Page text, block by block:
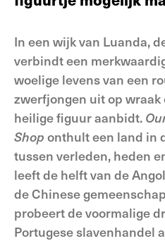
In een wijk van Luanda,
verbindt een
woelige levens van een
zwerfjongen uit op wraak
heilige figuur aanbidt.
Shop onthult een land in
tussen verleden, heden
leeft de helft van de
de Chinese
probeert de voormalige
Portugese slavenhandel